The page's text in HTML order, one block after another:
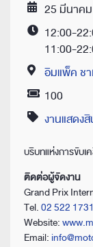
Date25 มีนาค
Time12:00-
11:00-
Location
อิมแพ็ค ชา
Price100
Category
งานแสดง
บริบทแห่งการขับเ
ติดต่อผู้จัดงาน
Grand Prix
Tel.02 522 1731
Website:
Email: